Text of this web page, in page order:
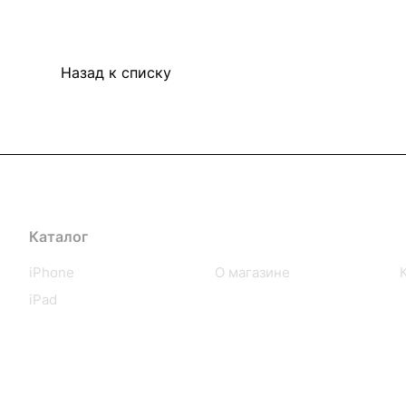
Назад к списку
Каталог
iPhone
iPad
О магазине